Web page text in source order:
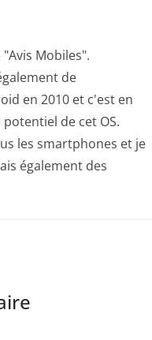
Mobiles".
de
en 2010 et c'est en
de cet OS.
les smartphones et je
également des